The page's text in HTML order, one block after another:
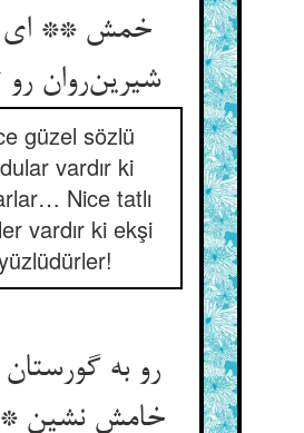
خمش ** ای
شیرین‌روان
güzel sözlü
vardır ki
Nice tatlı
vardır ki ekşi
رو به
خامش نشین